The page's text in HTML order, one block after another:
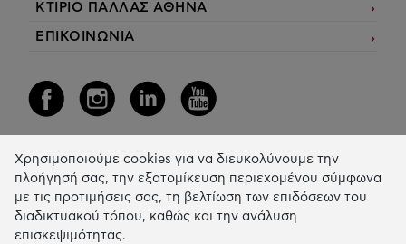
ΚΤΙΡΙΟ ΠΑΛΛΑΣ ΑΘΗΝΑ
ΕΠΙΚΟΙΝΩΝΙΑ
Η Δράση μας
ΕΚΠΑIΔΕΥΣΗ & ΑΝΑΠΤΥΞΗ ΔΕΞΙΟΤΗΤΩΝ
Χρησιμοποιούμε cookies για να διευκολύνουμε την
πλοήγησή σας, την εξατομίκευση περιεχομένου σύμφωνα
με τις προτιμήσεις σας, τη βελτίωση των επιδόσεων του
διαδικτυακού τόπου, καθώς και την ανάλυση
επισκεψιμότητας.